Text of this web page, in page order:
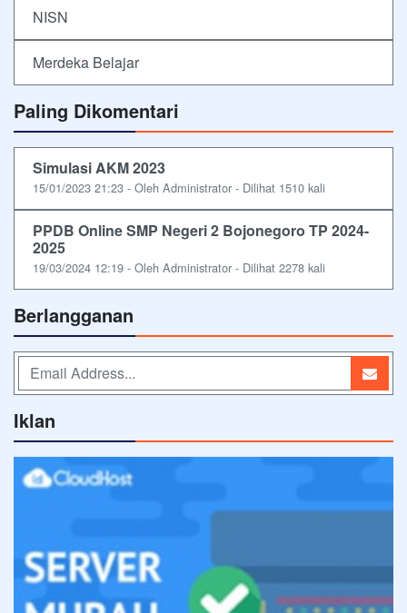
NISN
Merdeka Belajar
Paling Dikomentari
Simulasi AKM 2023
15/01/2023 21:23 - Oleh Administrator - Dilihat 1510 kali
PPDB Online SMP Negeri 2 Bojonegoro TP 2024-
2025
19/03/2024 12:19 - Oleh Administrator - Dilihat 2278 kali
Berlangganan
Iklan